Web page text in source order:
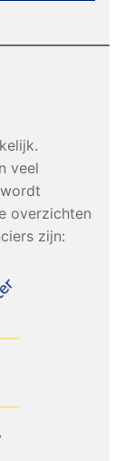
veel
overzichten
zijn: